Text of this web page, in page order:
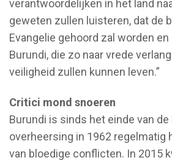
verantwoordelijken in het land
geweten zullen luisteren, dat de
Evangelie gehoord zal worden
Burundi, die zo naar vrede
veiligheid zullen kunnen leven.”
Critici mond snoeren
Burundi is sinds het einde van de
overheersing in 1962 regelmatig
van bloedige conflicten. In 2015